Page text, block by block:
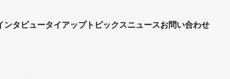
ンタビュータイアップトピックスニュースお問い合わせ